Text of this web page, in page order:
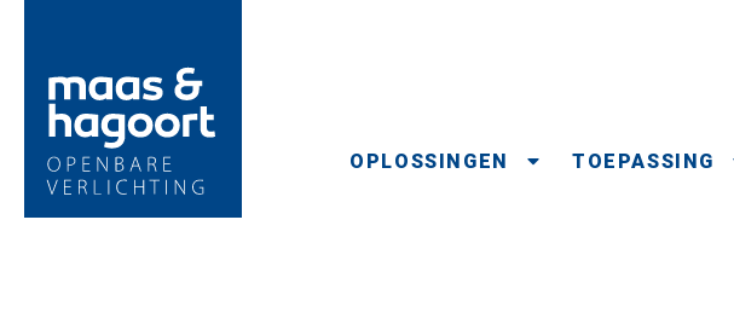
OPLOSSINGEN TOEPASSING